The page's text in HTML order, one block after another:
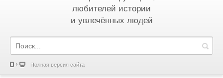
любителей истории
и увлечённых людей
Полная версия сайта